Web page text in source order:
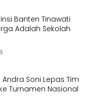
Banten Tinawati
Adalah Sekolah
Soni Lepas Tim
Turnamen Nasional